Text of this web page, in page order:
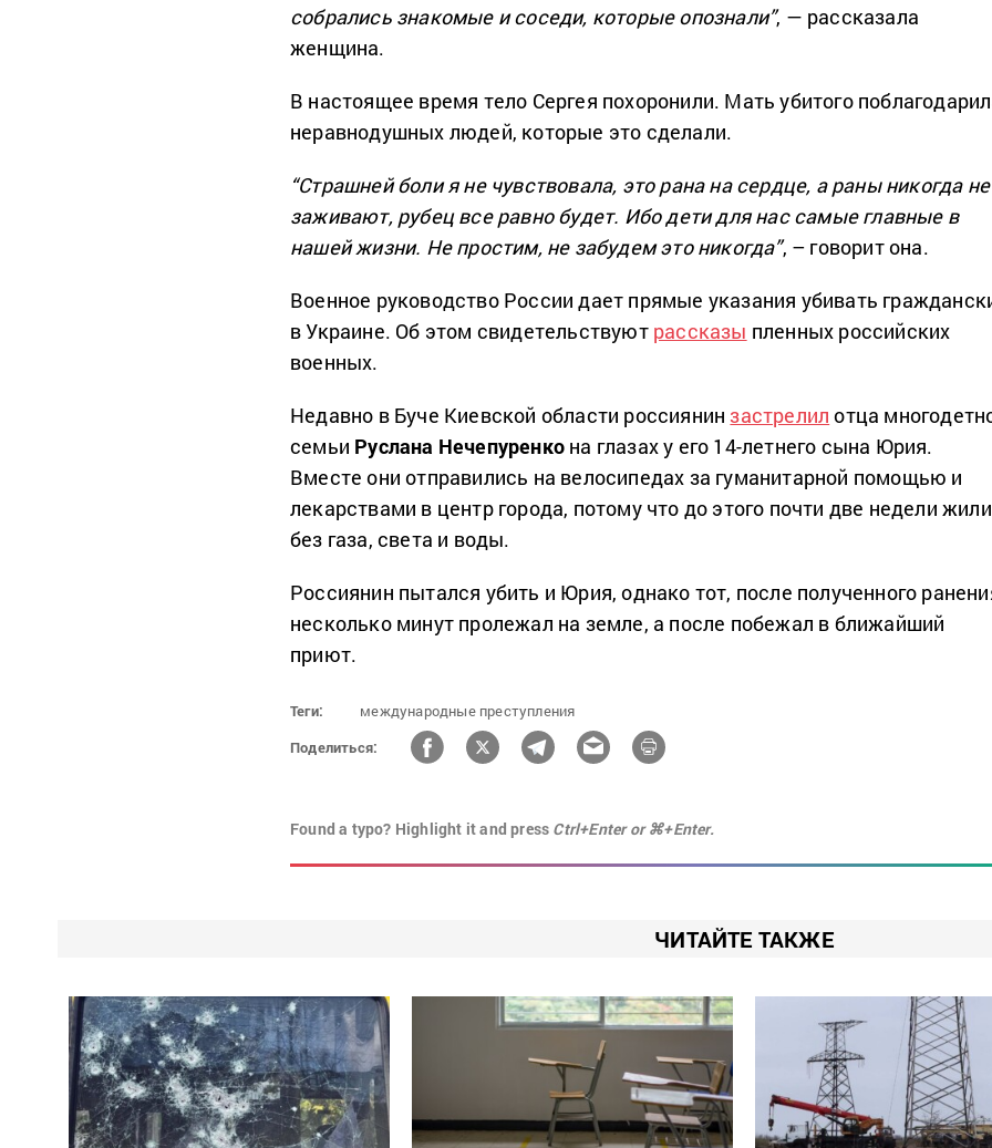
собрались знакомые и соседи, которые опознали”, — рассказала
женщина.
В настоящее время тело Сергея похоронили. Мать убитого
неравнодушных людей, которые это сделали.
“Страшней боли я не чувствовала, это рана на сердце, а раны никогда не
заживают, рубец все равно будет. Ибо дети для нас самые главные в
нашей жизни. Не простим, не забудем это никогда”, – говорит она.
Военное руководство России дает прямые указания убивать
в Украине. Об этом свидетельствуют рассказы пленных российских
военных.
Недавно в Буче Киевской области россиянинзастрелил отца
семьи Руслана Нечепуренко на глазах у его 14-летнего сына Юрия.
Вместе они отправились на велосипедах за гуманитарной помощью и
лекарствами в центр города, потому что до этого почти две недели жили
без газа, света и воды.
Россиянин пытался убить и Юрия, однако тот, после полученного
несколько минут пролежал на земле, а после побежал в ближайший
приют.
Теги:
международные преступления
Поделиться:
Found a typo? Highlight it and press Ctrl+Enter or ⌘+Enter.
ЧИТАЙТЕ ТАКЖЕ